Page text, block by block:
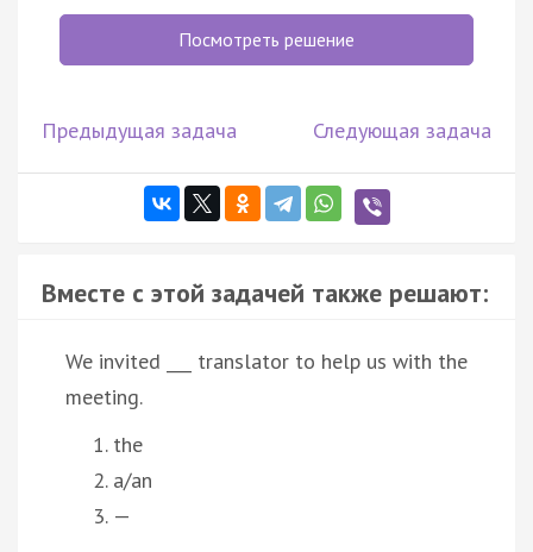
Посмотреть решение
Предыдущая задача Следующая задача
Вместе с этой задачей также решают:
We invited ___ translator to help us with the
meeting.
the
a/an
—